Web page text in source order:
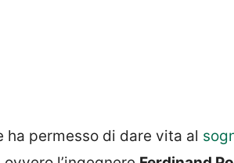
ha permesso di dare vita al